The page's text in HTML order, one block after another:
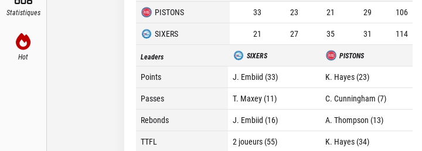
Statistiques
Hot
PISTONS 33 23 21 29
106
SIXERS
21 27 35 31 114
Leaders SIXERS PISTONS
Points J. Embiid (33)
K. Hayes (23)
Passes
T. Maxey (11)
C. Cunningham (7)
Rebonds
J. Embiid (16)
A. Thompson (13)
TTFL
2 joueurs (55) K. Hayes (34)